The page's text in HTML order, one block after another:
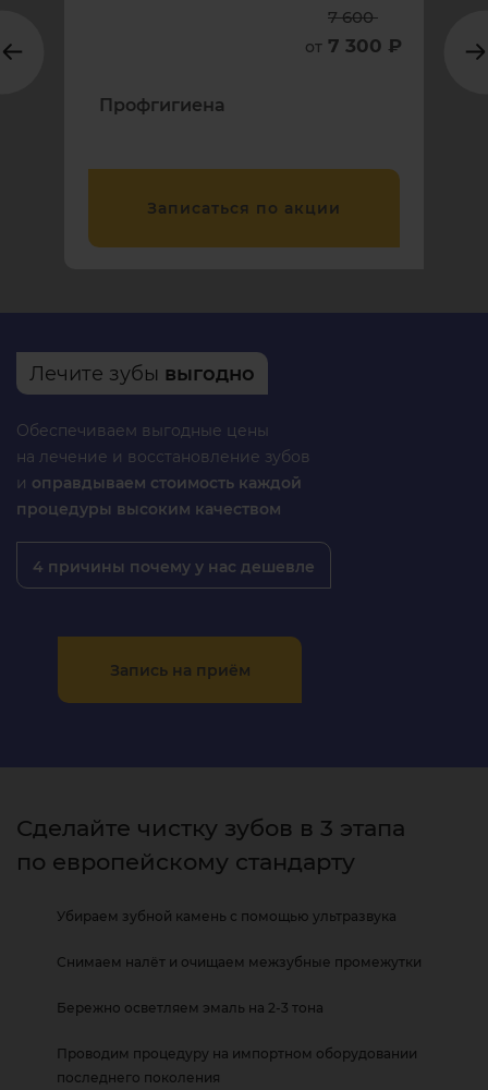
Профгигиена
7 600
от7 300 ₽
Записаться по акции
Лечите зубы выгодно
Обеспечиваем выгодные цены
на лечение и восстановление зубов
и оправдываем стоимость каждой
процедуры высоким качеством
4 причины почему у нас дешевле
Запись на приём
Сделайте чистку зубов в 3 этапа
по европейскому стандарту
Убираем зубной камень с помощью ультразвука
Снимаем налёт и очищаем межзубные промежутки
Бережно осветляем эмаль на 2-3 тона
Проводим процедуру на импортном оборудовании
последнего поколения